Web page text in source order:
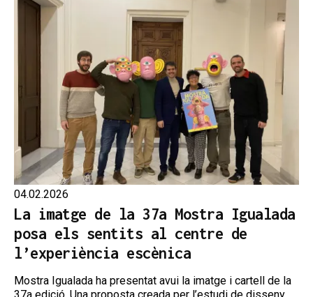
04.02.2026
La imatge de la 37a Mostra Igualada
posa els sentits al centre de
l’experiència escènica
Mostra Igualada ha presentat avui la imatge i cartell de la